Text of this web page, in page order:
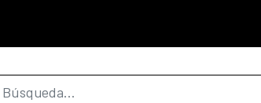
de búsqueda